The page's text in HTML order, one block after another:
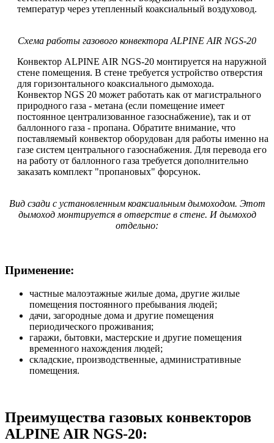
температур через утепленный коаксиальный воздуховод.
Схема работы газового конвектора ALPINE AIR NGS-20
Конвектор ALPINE AIR NGS-20 монтируется на наружной
стене помещения. В стене требуется устройство отверстия
для горизонтального коаксиального дымохода.
Конвектор NGS 20 может работать как от магистрального
природного газа - метана (если помещение имеет
постоянное централизованное газоснабжение), так и от
баллонного газа - пропана. Обратите внимание, что
поставляемый конвектор оборудован для работы именно на
газе систем центрального газоснабжения. Для перевода его
на работу от баллонного газа требуется дополнительно
заказать комплект "пропановых" форсунок.
Вид сзади с установленным коаксиальным дымоходом. Этот
дымоход монтируется в отверстие в стене. И дымоход
отдельно:
Применение:
частные малоэтажные жилые дома, другие жилые
помещения постоянного пребывания людей;
дачи, загородные дома и другие помещения
периодического проживания;
гаражи, бытовки, мастерские и другие помещения
временного нахождения людей;
складские, производственные, административные
помещения.
Преимущества газовых конвекторов
ALPINE AIR NGS-20: